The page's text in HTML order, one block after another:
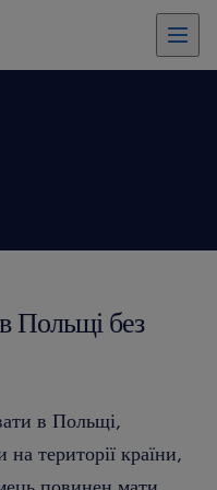
Польщі без
в Польщі,
території країни,